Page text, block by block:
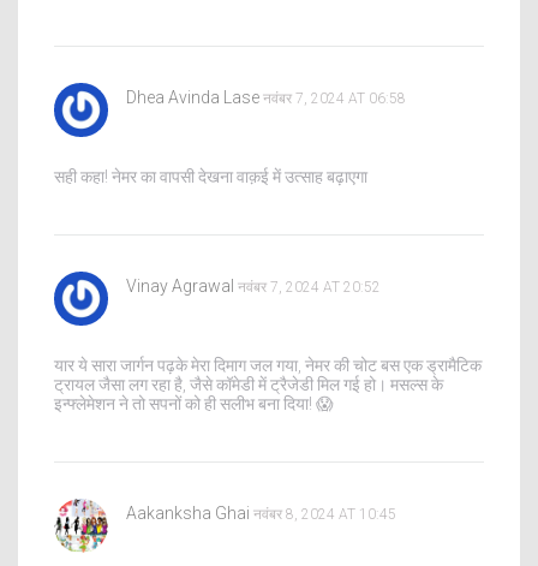
Dhea Avinda Lase नवंबर 7, 2024 AT 06:58
सही कहा! नेमर का वापसी देखना वाक़ई में उत्साह बढ़ाएगा
Vinay Agrawal नवंबर 7, 2024 AT 20:52
यार ये सारा जार्गन पढ़के मेरा दिमाग जल गया, नेमर की चोट बस एक ड्रामैटिक
ट्रायल जैसा लग रहा है, जैसे कॉमेडी में ट्रैजेडी मिल गई हो। मसल्स के
इन्फ्लेमेशन ने तो सपनों को ही सलीभ बना दिया! 😱
Aakanksha Ghai नवंबर 8, 2024 AT 10:45